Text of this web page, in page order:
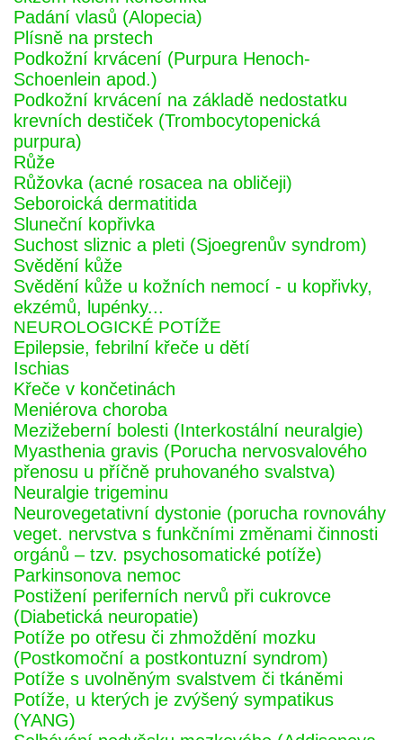
Padání vlasů (Alopecia)
Plísně na prstech
Podkožní krvácení (Purpura Henoch-
Schoenlein apod.)
Podkožní krvácení na základě nedostatku
krevních destiček (Trombocytopenická
purpura)
Růže
Růžovka (acné rosacea na obličeji)
Seboroická dermatitida
Sluneční kopřivka
Suchost sliznic a pleti (Sjoegrenův syndrom)
Svědění kůže
Svědění kůže u kožních nemocí - u kopřivky,
ekzémů, lupénky...
NEUROLOGICKÉ POTÍŽE
Epilepsie, febrilní křeče u dětí
Ischias
Křeče v končetinách
Meniérova choroba
Mezižeberní bolesti (Interkostální neuralgie)
Myasthenia gravis (Porucha nervosvalového
přenosu u příčně pruhovaného svalstva)
Neuralgie trigeminu
Neurovegetativní dystonie (porucha rovnováhy
veget. nervstva s funkčními změnami činnosti
orgánů – tzv. psychosomatické potíže)
Parkinsonova nemoc
Postižení periferních nervů při cukrovce
(Diabetická neuropatie)
Potíže po otřesu či zhmoždění mozku
(Postkomoční a postkontuzní syndrom)
Potíže s uvolněným svalstvem či tkáněmi
Potíže, u kterých je zvýšený sympatikus
(YANG)